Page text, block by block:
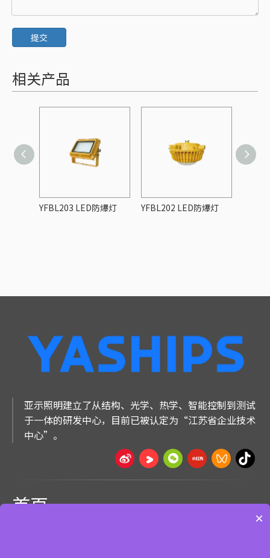
提交
相关产品
YFBL203 LED防爆灯 YFBL202 LED防爆灯
亚示照明建立了从结构、光学、热学、智能控制到测试
于一体的研发中心，目前已被认定为“江苏省企业技术
中心”。
首页
×